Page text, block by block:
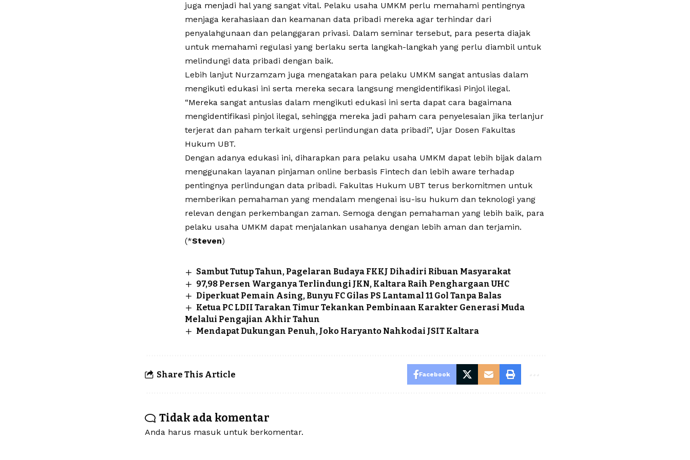
juga menjadi hal yang sangat vital. Pelaku usaha UMKM perlu memahami pentingnya
menjaga kerahasiaan dan keamanan data pribadi mereka agar terhindar dari
penyalahgunaan dan pelanggaran privasi. Dalam seminar tersebut, para peserta diajak
untuk memahami regulasi yang berlaku serta langkah-langkah yang perlu diambil untuk
melindungi data pribadi dengan baik.
Lebih lanjut Nurzamzam juga mengatakan para pelaku UMKM sangat antusias dalam
mengikuti edukasi ini serta mereka secara langsung mengidentifikasi Pinjol ilegal.
“Mereka sangat antusias dalam mengikuti edukasi ini serta dapat cara bagaimana
mengidentifikasi pinjol ilegal, sehingga mereka jadi paham cara penyelesaian jika terlanjur
terjerat dan paham terkait urgensi perlindungan data pribadi”, Ujar Dosen Fakultas
Hukum UBT.
Dengan adanya edukasi ini, diharapkan para pelaku usaha UMKM dapat lebih bijak dalam
menggunakan layanan pinjaman online berbasis Fintech dan lebih aware terhadap
pentingnya perlindungan data pribadi. Fakultas Hukum UBT terus berkomitmen untuk
memberikan pemahaman yang mendalam mengenai isu-isu hukum dan teknologi yang
relevan dengan perkembangan zaman. Semoga dengan pemahaman yang lebih baik, para
pelaku usaha UMKM dapat menjalankan usahanya dengan lebih aman dan terjamin.
(*Steven)
Sambut Tutup Tahun, Pagelaran Budaya FKKJ Dihadiri Ribuan Masyarakat
97,98 Persen Warganya Terlindungi JKN, Kaltara Raih Penghargaan UHC
Diperkuat Pemain Asing, Bunyu FC Gilas PS Lantamal 11 Gol Tanpa Balas
Ketua PC LDII Tarakan Timur Tekankan Pembinaan Karakter Generasi Muda
Melalui Pengajian Akhir Tahun
Mendapat Dukungan Penuh, Joko Haryanto Nahkodai JSIT Kaltara
Share This Article Facebook
Tidak ada komentar
Anda harus masuk untuk berkomentar.